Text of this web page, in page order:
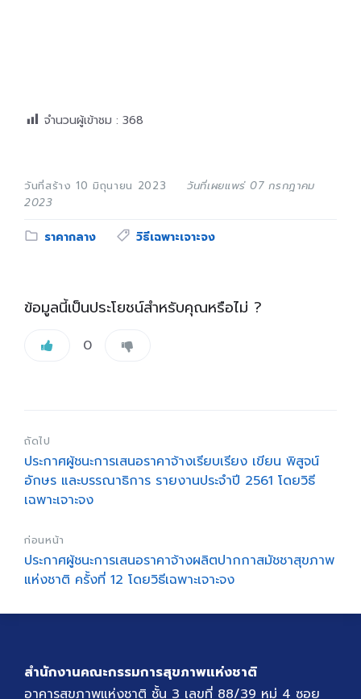
จำนวนผู้เข้าชม : 368
วันที่สร้าง 10 มิถุนายน 2023
วันที่เผยแพร่ 07 กรกฎาคม
2023
Category:
ราคากลาง Tags:
วิธีเฉพาะเจาะจง
ข้อมูลนี้เป็นประโยชน์สำหรับคุณหรือไม่ ?
0
ถัดไป
ประกาศผู้ชนะการเสนอราคาจ้างเรียบเรียง เขียน พิสูจน์
อักษร และบรรณาธิการ รายงานประจำปี 2561 โดยวิธี
เฉพาะเจาะจง
ก่อนหน้า
ประกาศผู้ชนะการเสนอราคาจ้างผลิตปากกาสมัชชาสุขภาพ
แห่งชาติ ครั้งที่ 12 โดยวิธีเฉพาะเจาะจง
สำนักงานคณะกรรมการสุขภาพแห่งชาติ
อาคารสุขภาพแห่งชาติ ชั้น 3 เลขที่ 88/39 หมู่ 4 ซอย